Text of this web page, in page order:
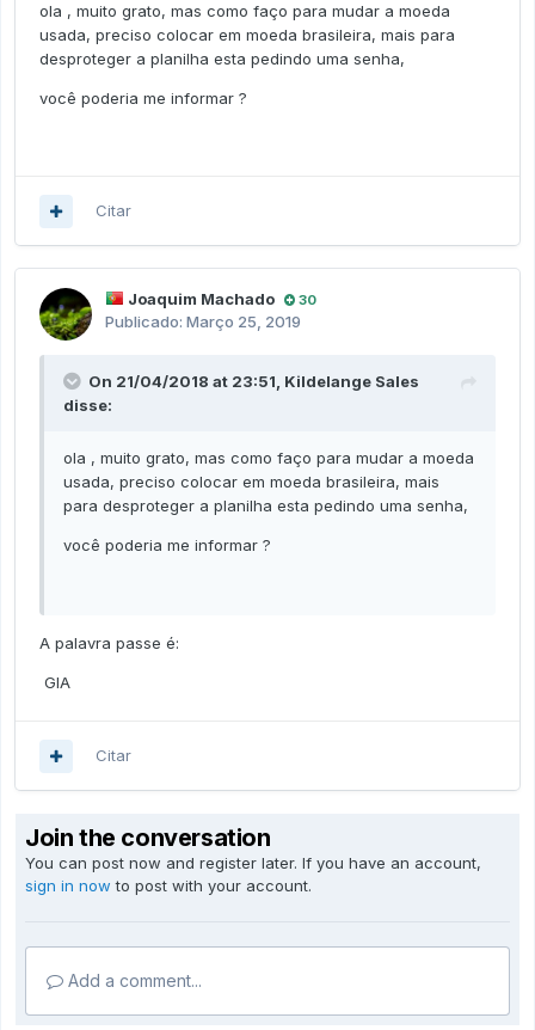
ola , muito grato, mas como faço para mudar a moeda
usada, preciso colocar em moeda brasileira, mais para
desproteger a planilha esta pedindo uma senha,
você poderia me informar ?
Citar
Joaquim Machado 30
Publicado: Março 25, 2019
On 21/04/2018 at 23:51, Kildelange Sales
disse:
ola , muito grato, mas como faço para mudar a moeda
usada, preciso colocar em moeda brasileira, mais
para desproteger a planilha esta pedindo uma senha,
você poderia me informar ?
A palavra passe é:
GIA
Citar
Join the conversation
You can post now and register later. If you have an account,
sign in now to post with your account.
Add a comment...